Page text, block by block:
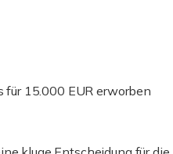
für 15.000 EUR erworben